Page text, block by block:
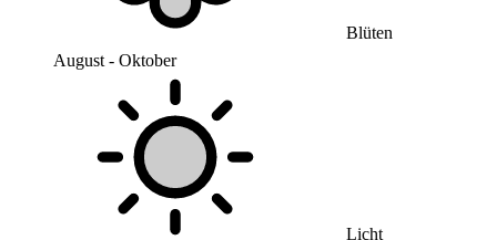
Blüten
August - Oktober
Licht